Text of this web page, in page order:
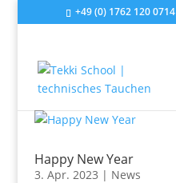
+49 (0) 1762 120 0714
Happy New Year
3. Apr. 2023 | News